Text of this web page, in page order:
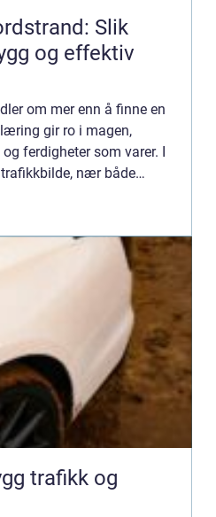
Slik
og effektiv
om mer enn å finne en
gir ro i magen,
ferdigheter som varer. I
nær både
trafikk og